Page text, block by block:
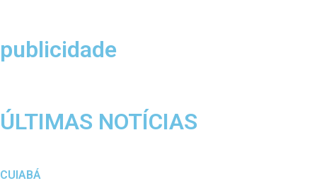
publicidade
ÚLTIMAS NOTÍCIAS
CUIABÁ